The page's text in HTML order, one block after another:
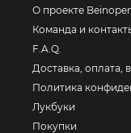
О проекте
Команда и
F.A.Q.
Доставка, оплата,
Политика
Лукбуки
Покупки